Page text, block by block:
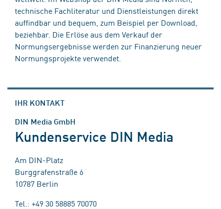
technische Fachliteratur und Dienstleistungen direkt
auffindbar und bequem, zum Beispiel per Download,
beziehbar. Die Erlöse aus dem Verkauf der
Normungsergebnisse werden zur Finanzierung neuer
Normungsprojekte verwendet.
IHR KONTAKT
DIN Media GmbH
Kundenservice DIN Media
Am DIN-Platz
Burggrafenstraße 6
10787 Berlin
Tel.: +49 30 58885 70070